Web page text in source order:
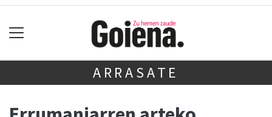
ARRASATE